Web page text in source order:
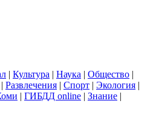
| Культура | Наука | Общество |
| Развлечения | Спорт | Экология |
| ГИБДД online | Знание |